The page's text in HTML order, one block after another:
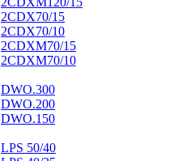
2CDX70/15
2CDX70/10
2CDXM70/15
2CDXM70/10
DWO.300
DWO.200
DWO.150
LPS 50/40